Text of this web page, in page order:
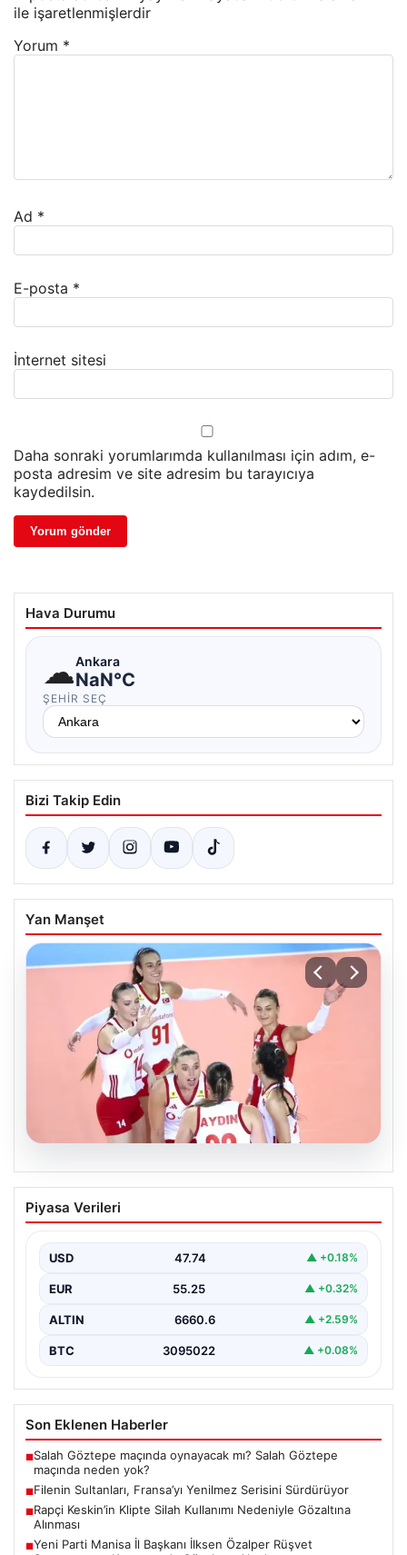
ile işaretlenmişlerdir
Yorum *
Ad *
E-posta *
İnternet sitesi
Daha sonraki yorumlarımda kullanılması için adım, e-
posta adresim ve site adresim bu tarayıcıya
kaydedilsin.
Hava Durumu
☁Ankara
NaN°C
ŞEHIR SEÇ
Bizi Takip Edin
Yan Manşet
Filenin Sultanları, Fransa’yı Yenilmez
Serisini Sürdürüyor
öncesinde yaptığı hazırlık maçlarında gösterdiği üstün
performansla…
Piyasa Verileri
USD 47.74 ▲ +0.18%
EUR 55.25 ▲ +0.32%
ALTIN 6660.6 ▲ +2.59%
BTC 3095022 ▲ +0.08%
Son Eklenen Haberler
■Salah Göztepe maçında oynayacak mı? Salah Göztepe
maçında neden yok?
■Filenin Sultanları, Fransa’yı Yenilmez Serisini Sürdürüyor
■Rapçi Keskin’in Klipte Silah Kullanımı Nedeniyle Gözaltına
Alınması
■Yeni Parti Manisa İl Başkanı İlksen Özalper Rüşvet